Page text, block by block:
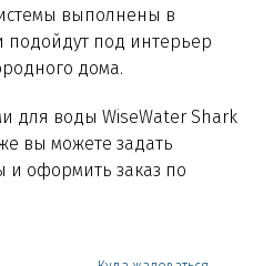
выполнены в
подойдут под интерьер
дома.
для воды WiseWater Shark
вы можете задать
и оформить заказ по